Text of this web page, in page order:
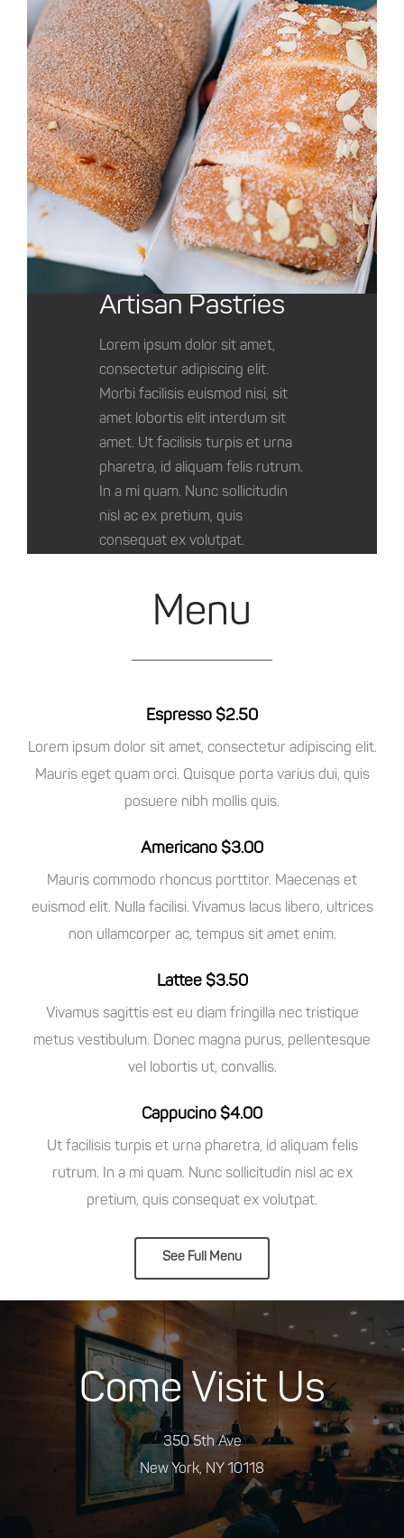
Artisan Pastries
Lorem ipsum dolor sit amet,
consectetur adipiscing elit.
Morbi facilisis euismod nisi, sit
amet lobortis elit interdum sit
amet. Ut facilisis turpis et urna
pharetra, id aliquam felis rutrum.
In a mi quam. Nunc sollicitudin
nisl ac ex pretium, quis
consequat ex volutpat.
Menu
Espresso $2.50
Lorem ipsum dolor sit amet, consectetur adipiscing elit.
Mauris eget quam orci. Quisque porta varius dui, quis
posuere nibh mollis quis.
Americano $3.00
Mauris commodo rhoncus porttitor. Maecenas et
euismod elit. Nulla facilisi. Vivamus lacus libero, ultrices
non ullamcorper ac, tempus sit amet enim.
Lattee $3.50
Vivamus sagittis est eu diam fringilla nec tristique
metus vestibulum. Donec magna purus, pellentesque
vel lobortis ut, convallis.
Cappucino $4.00
Ut facilisis turpis et urna pharetra, id aliquam felis
rutrum. In a mi quam. Nunc sollicitudin nisl ac ex
pretium, quis consequat ex volutpat.
See Full Menu
Come Visit Us
350 5th Ave
New York, NY 10118